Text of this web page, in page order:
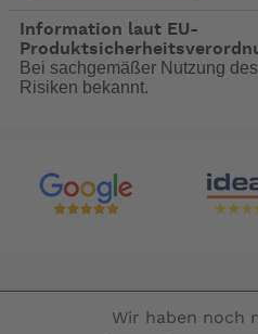
oder mit Zinox
Vorderwand mit
Seitenwände: Fenster
Material
Material Dach: Isaroof
Sockelmaterial: PVC 380
Information laut EU-
Bei sachgemäßer Nutzung
Risiken bekannt.
Wir haben noch